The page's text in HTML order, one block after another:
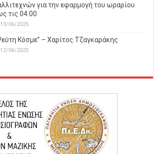
για την εφαρμογή του ωραρίου
τις 04:00
13/06/2025
Κόσμε’’ – Χαρίτος Τζαγκαράκης
12/06/2025